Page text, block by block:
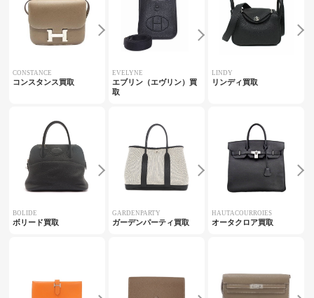
CONSTANCE
コンスタンス買取
EVELYNE
エブリン（エヴリン）買
取
LINDY
リンディ買取
BOLIDE
ボリード買取
GARDENPARTY
ガーデンパーティ買取
HAUTACOURROIES
オータクロア買取